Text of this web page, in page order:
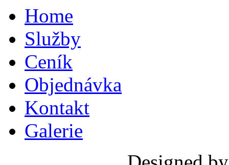
Home
Služby
Ceník
Objednávka
Kontakt
Galerie